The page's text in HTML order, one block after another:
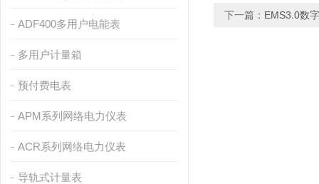
ADF400多用户电能表
多用户计量箱
预付费电表
APM系列网络电力仪表
ACR系列网络电力仪表
导轨式计量表
下一篇： EMS3.0数